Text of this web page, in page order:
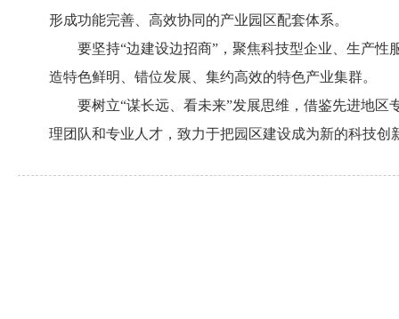
形成功能完善、高效协同的产业园区配套体系。
要坚持“边建设边招商”，聚焦科技型企业、生产
造特色鲜明、错位发展、集约高效的特色产业集群。
要树立“谋长远、看未来”发展思维，借鉴先进地
理团队和专业人才，致力于把园区建设成为新的科技